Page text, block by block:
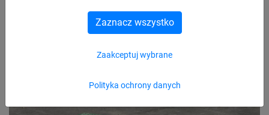
Polityka ochrony danych
Zaakceptuj wybrane
Zaznacz wszystko